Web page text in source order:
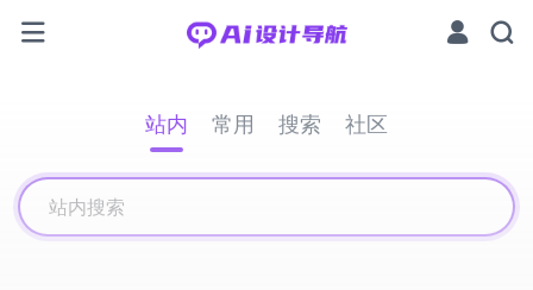
站内 常用 搜索 社区